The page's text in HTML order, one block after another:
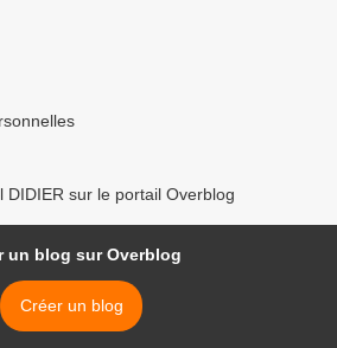
DIDIER sur le portail Overblog
un blog sur Overblog
Créer un blog